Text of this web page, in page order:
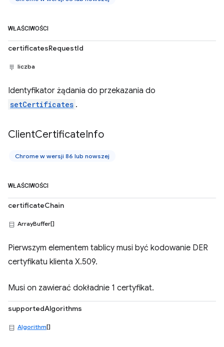
WŁAŚCIWOŚCI
certificatesRequestId
liczba
Identyfikator żądania do przekazania do
setCertificates .
ClientCertificateInfo
Chrome w wersji 86 lub nowszej
WŁAŚCIWOŚCI
certificateChain
ArrayBuffer[]
Pierwszym elementem tablicy musi być kodowanie DER
certyfikatu klienta X.509.
Musi on zawierać dokładnie 1 certyfikat.
supportedAlgorithms
Algorithm[]